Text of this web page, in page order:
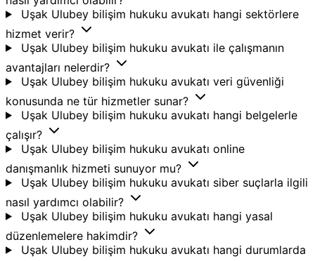
Uşak Ulubey bilişim hukuku avukatı hangi sektörlere
hizmet verir?
Uşak Ulubey bilişim hukuku avukatı ile çalışmanın
avantajları nelerdir?
Uşak Ulubey bilişim hukuku avukatı veri güvenliği
konusunda ne tür hizmetler sunar?
Uşak Ulubey bilişim hukuku avukatı hangi belgelerle
çalışır?
Uşak Ulubey bilişim hukuku avukatı online
danışmanlık hizmeti sunuyor mu?
Uşak Ulubey bilişim hukuku avukatı siber suçlarla ilgili
nasıl yardımcı olabilir?
Uşak Ulubey bilişim hukuku avukatı hangi yasal
düzenlemelere hakimdir?
Uşak Ulubey bilişim hukuku avukatı hangi durumlarda